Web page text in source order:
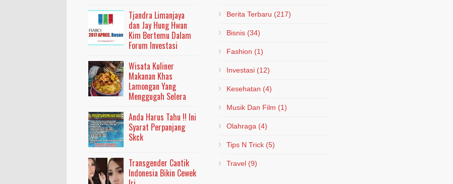
Tjandra Limanjaya
dan Jay Hung Hwan
Kim Bertemu Dalam
Forum Investasi
Wisata Kuliner
Makanan Khas
Lamongan Yang
Menggugah Selera
Anda Harus Tahu !! Ini
Syarat Perpanjang
Skck
Transgender Cantik
Indonesia Bikin Cewek
Berita Terbaru (217)
Bisnis (34)
Fashion (1)
Investasi (12)
Kesehatan (4)
Musik Dan Film (1)
Olahraga (4)
Tips N Trick (5)
Travel (9)